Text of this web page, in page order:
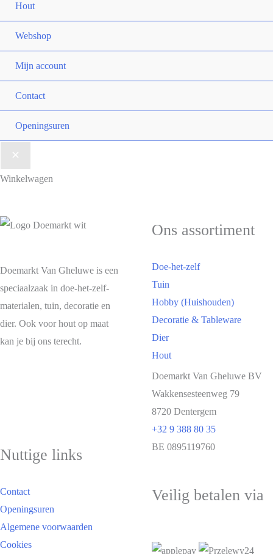
Hout
Webshop
Mijn account
Contact
Openingsuren
Winkelwagen
Doemarkt Van Gheluwe is een
speciaalzaak in doe-het-zelf-
materialen, tuin, decoratie en
dier. Ook voor hout op maat
kan je bij ons terecht.
Ons assortiment
Doe-het-zelf
Tuin
Hobby (Huishouden)
Decoratie & Tableware
Dier
Hout
Nuttige links
Contact
Openingsuren
Algemene voorwaarden
Cookies
Doemarkt Van Gheluwe BV
Wakkensesteenweg 79
8720 Dentergem
+32 9 388 80 35
BE 0895119760
Veilig betalen via